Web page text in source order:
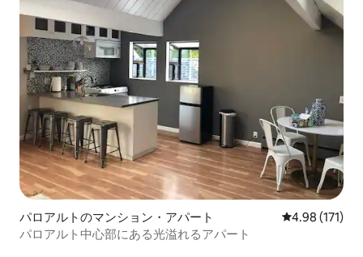
パロアルトのマンション・アパート レビュー171
4.98 (171)
パロアルト中心部にある光溢れるアパート